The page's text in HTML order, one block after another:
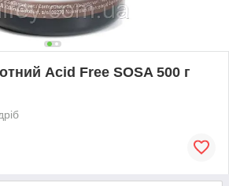
Acid Free SOSA 500 г